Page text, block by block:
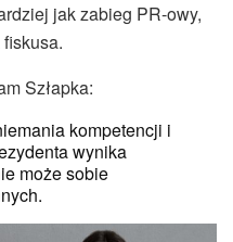
jak zabieg PR‑owy,
Szłapka:
kompetencji i
wynika
może sobie